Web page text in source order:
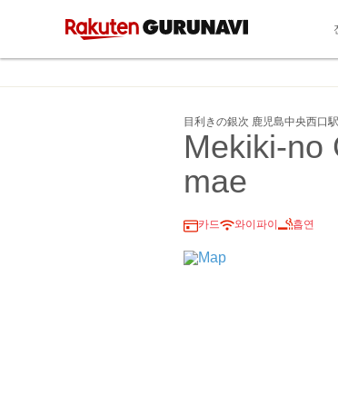
目利きの銀次 鹿児島中央西口
Mekiki-no
mae
카드 와이파이 흡연